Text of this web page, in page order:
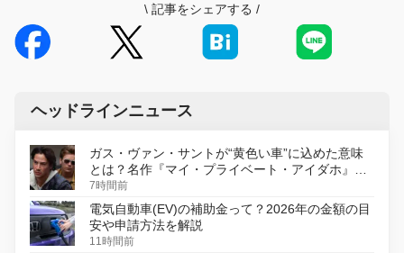
\ 記事をシェアする /
ヘッドラインニュース
ガス・ヴァン・サントが“黄色い車”に込めた意味
とは？名作『マイ・プライベート・アイダホ』が
初のデジタルリマスター版で復活
7時間前
電気自動車(EV)の補助金って？2026年の金額の目
安や申請方法を解説
11時間前